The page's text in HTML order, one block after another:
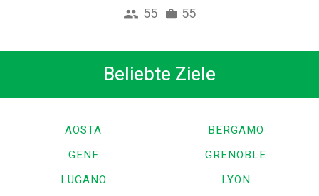
55 55
Beliebte Ziele
AOSTA
BERGAMO
GENF
GRENOBLE
LUGANO
LYON